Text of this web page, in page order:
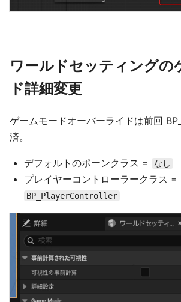
ワールドセッティングの
ド詳細変更
ゲームモードオーバーライドは前回
済。
デフォルトのポーンクラス = なし
プレイヤーコントローラークラス =
BP_PlayerController